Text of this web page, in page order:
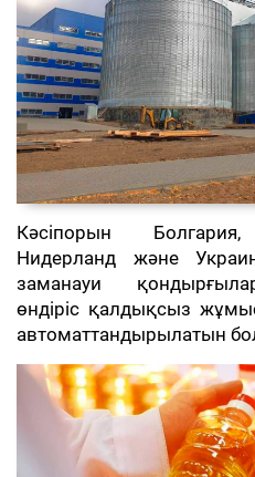
Кәсіпорын
Нидерланд және
заманауи
өндіріс қалдықсыз
автоматтандырылатын